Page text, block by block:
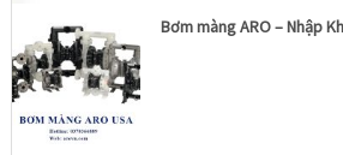
Bơm màng ARO – Nhập